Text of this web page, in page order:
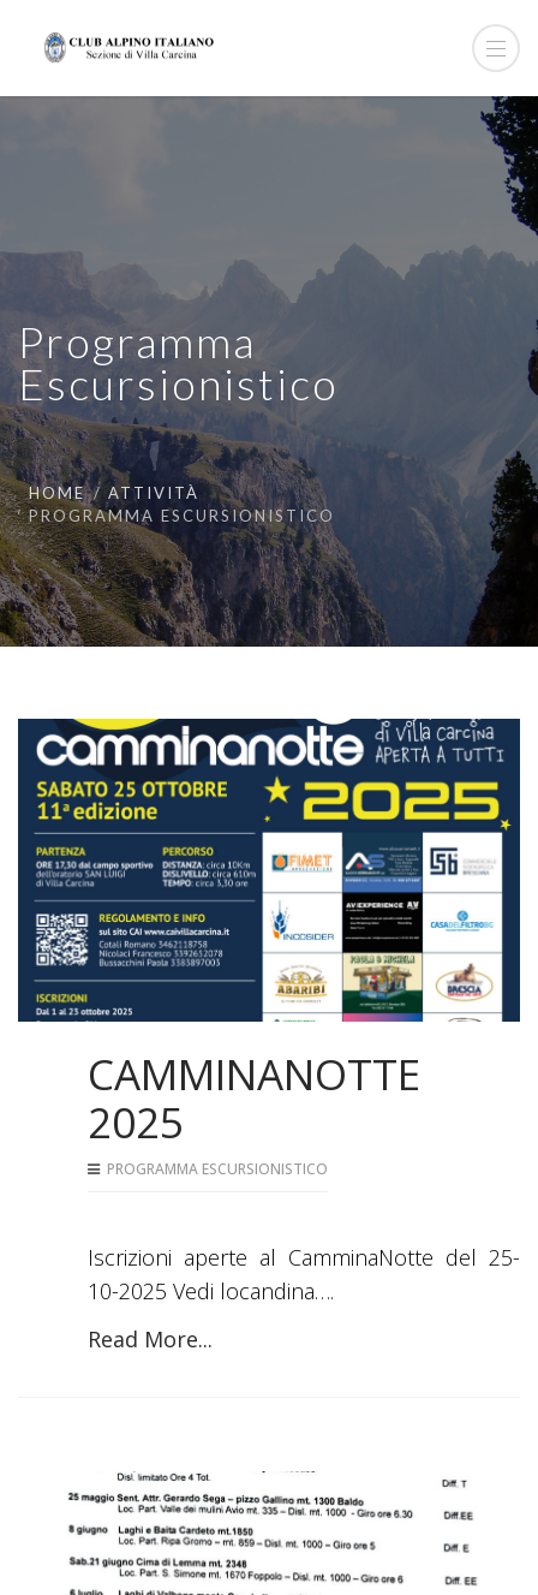
Programma
Escursionistico
HOME
ATTIVITÀ
PROGRAMMA ESCURSIONISTICO
CAMMINANOTTE
2025
PROGRAMMA ESCURSIONISTICO
Iscrizioni aperte al CamminaNotte del 25-
10-2025 Vedi locandina….
Read More...